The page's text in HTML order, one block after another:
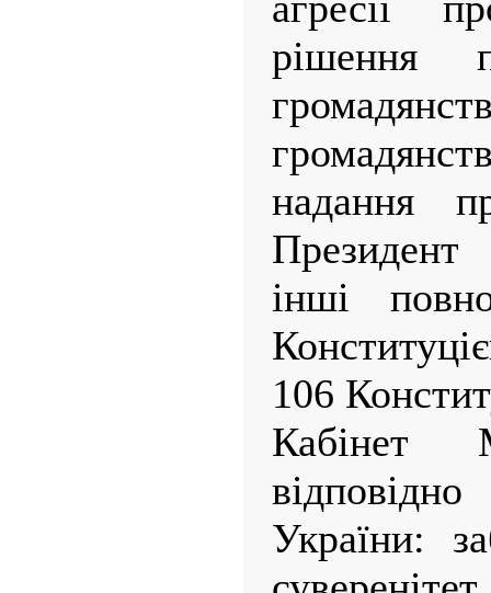
рішення
надання
інші
106
Кабінет
України: